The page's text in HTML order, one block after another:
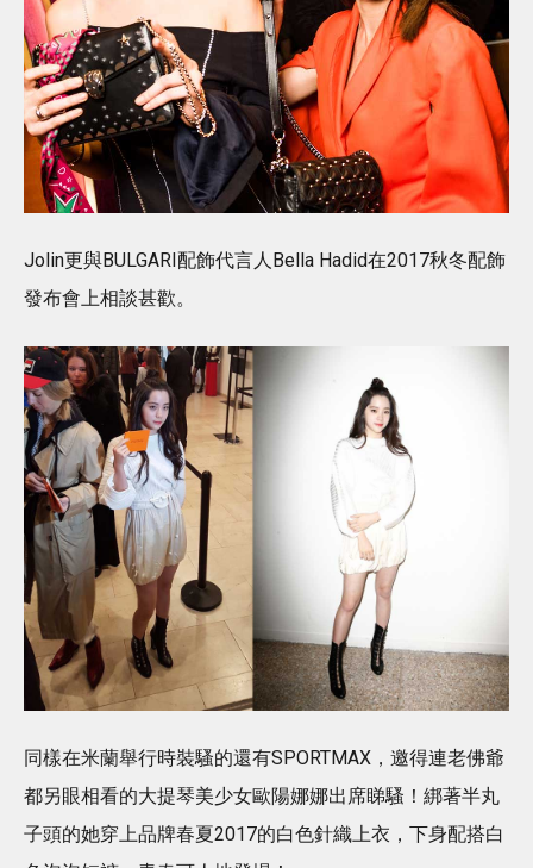
Jolin更與BULGARI配飾代言人Bella Hadid在2017秋冬配飾
發布會上相談甚歡。
同樣在米蘭舉行時裝騷的還有SPORTMAX，邀得連老佛爺
都另眼相看的大提琴美少女歐陽娜娜出席睇騷！綁著半丸
子頭的她穿上品牌春夏2017的白色針織上衣，下身配搭白